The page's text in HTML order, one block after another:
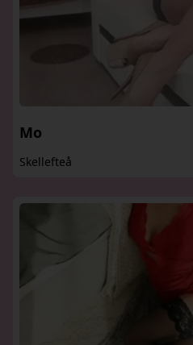
Mo
Skellefteå